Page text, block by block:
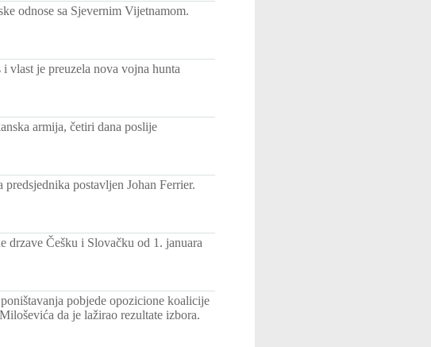
odnose sa Sjevernim Vijetnamom.
vlast je preuzela nova vojna hunta
armija, četiri dana poslije
postavljen Johan Ferrier.
drzave Češku i Slovačku od 1. januara
pobjede opozicione koalicije
da je lažirao rezultate izbora.